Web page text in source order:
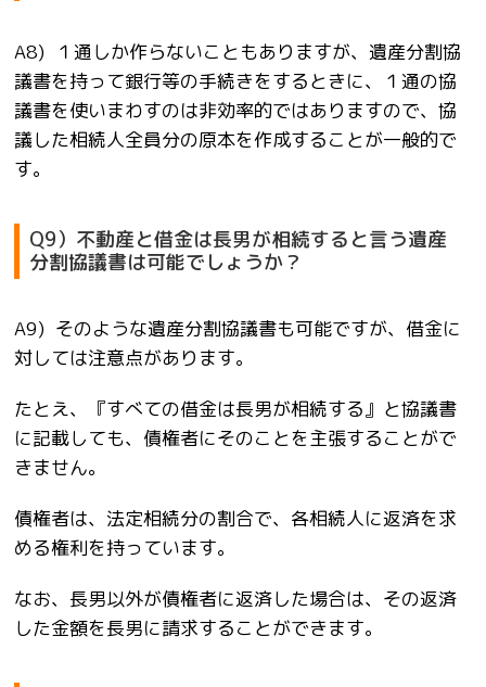
A8)
１通しか作らないこともありますが、遺産分割協
議書を持って銀行等の手続きをするときに、１通の協
議書を使いまわすのは非効率的ではありますので、協
議した相続人全員分の原本を作成することが一般的で
す。
Q9）不動産と借金は長男が相続すると言う遺産
分割協議書は可能でしょうか？
A9) そのような遺産分割協議書も可能ですが、借金に
対しては注意点があります。
たとえ、『すべての借金は長男が相続する』と協議書
に記載しても、債権者にそのことを主張することがで
きません。
債権者は、法定相続分の割合で、各相続人に返済を求
める権利を持っています。
なお、長男以外が債権者に返済した場合は、その返済
した金額を長男に請求することができます。